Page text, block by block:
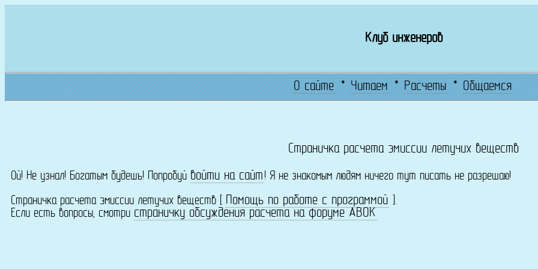
Клуб инженеров
О сайте*Читаем*Расчеты*Общаемся
Страничка расчета эмиссии летучих веществ
Ой! Не узнал! Богатым будешь! Попробуй войти на сайт ! Я не знакомым людям ничего тут писать не разрешаю!
Страничка расчета эмиссии летучих веществ [ Помощь по работе с программой ].
Если есть вопросы, смотри страничку обсуждения расчета на форуме АВОК